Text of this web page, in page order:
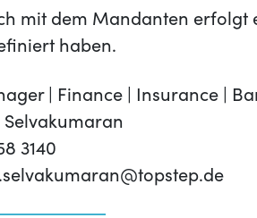
mit dem Mandanten erfolgt
haben.
| Finance | Insurance |
Selvakumaran
3140